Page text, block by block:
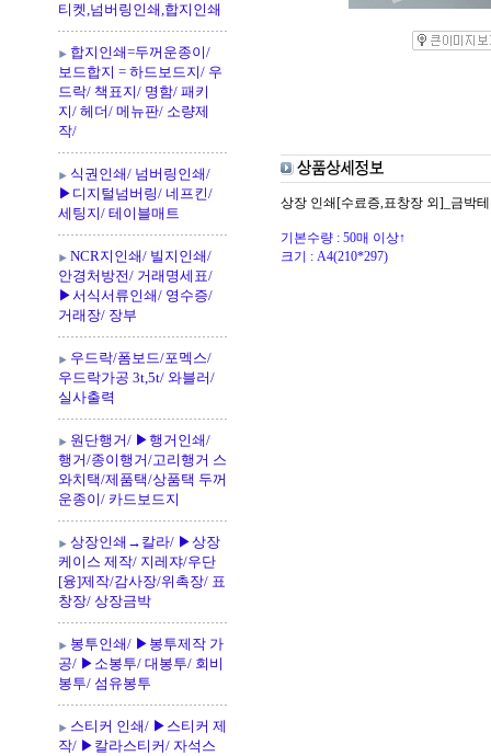
티켓,넘버링인쇄,합지인쇄
합지인쇄=두꺼운종이/
보드합지 = 하드보드지/ 우
드락/ 책표지/ 명함/ 패키
지/ 헤더/ 메뉴판/ 소량제
작/
식권인쇄/ 넘버링인쇄/
▶디지털넘버링/ 네프킨/
세팅지/ 테이블매트
NCR지인쇄/ 빌지인쇄/
안경처방전/ 거래명세표/
▶서식서류인쇄/ 영수증/
거래장/ 장부
우드락/폼보드/포멕스/
우드락가공 3t,5t/ 와블러/
실사출력
원단행거/ ▶행거인쇄/
행거/종이행거/고리행거 스
와치택/제품택/상품택 두꺼
운종이/ 카드보드지
상장인쇄→칼라/ ▶상장
케이스 제작/ 지레쟈/우단
[융]제작/감사장/위촉장/ 표
창장/ 상장금박
봉투인쇄/ ▶봉투제작 가
공/ ▶소봉투/ 대봉투/ 회비
봉투/ 섬유봉투
스티커 인쇄/ ▶스티커 제
작/ ▶칼라스티커/ 자석스
상장 인쇄[수료증,표창장 외]_금박
기본수량 : 50매 이상↑
크기 : A4(210*297)